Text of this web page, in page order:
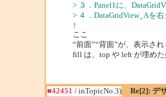
> ３．Panel1に、
> ４．DataGridView_Aを
↑
ここ
“前面”“背面”が、表示さ
fill は、top や left が埋めた
■42451 / inTopicNo.3)
Re[2]: デ